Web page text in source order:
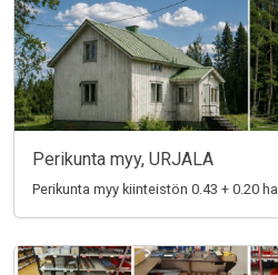
Perikunta myy, URJALA
Perikunta myy kiinteistön 0.43 + 0.20 ha